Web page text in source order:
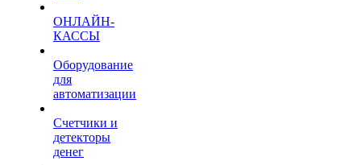
ОНЛАЙН-
КАССЫ
Оборудование
для
автоматизации
Счетчики и
детекторы
денег